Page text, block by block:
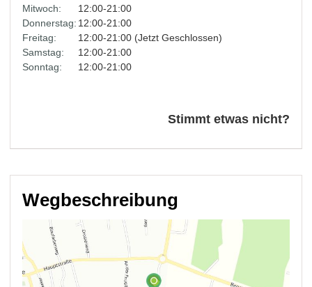
Mitwoch:
12:00-21:00
Donnerstag: 12:00-21:00
Freitag:
12:00-21:00 (Jetzt Geschlossen)
Samstag:
12:00-21:00
Sonntag:
12:00-21:00
Stimmt etwas nicht?
Wegbeschreibung